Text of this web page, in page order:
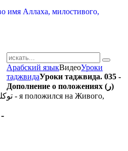
Арабский языкВидеоУроки
таджвидаУроки таджвида. 035 -
Дополнение о положениях (ر)